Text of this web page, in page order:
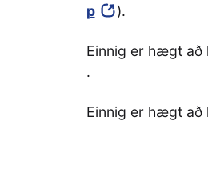
p
).
Einnig er hægt að
.
Einnig er hægt að